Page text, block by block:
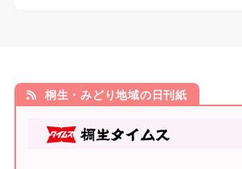
桐生・みどり地域の日刊紙